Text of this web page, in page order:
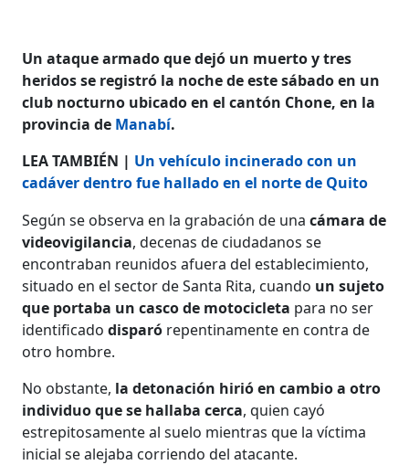
Un ataque armado que dejó un muerto y tres
heridos se registró la noche de este sábado en un
club nocturno ubicado en el cantón Chone, en la
provincia de Manabí.
LEA TAMBIÉN | Un vehículo incinerado con un
cadáver dentro fue hallado en el norte de Quito
Según se observa en la grabación de una cámara de
videovigilancia, decenas de ciudadanos se
encontraban reunidos afuera del establecimiento,
situado en el sector de Santa Rita, cuando un sujeto
que portaba un casco de motocicleta para no ser
identificadodisparó repentinamente en contra de
otro hombre.
No obstante, la detonación hirió en cambio a otro
individuo que se hallaba cerca, quien cayó
estrepitosamente al suelo mientras que la víctima
inicial se alejaba corriendo del atacante.